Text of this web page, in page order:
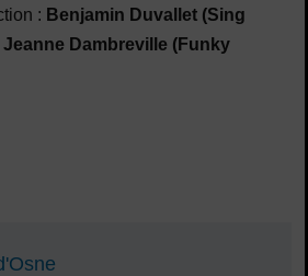
: Benjamin Duvallet (Sing
Dambreville (Funky